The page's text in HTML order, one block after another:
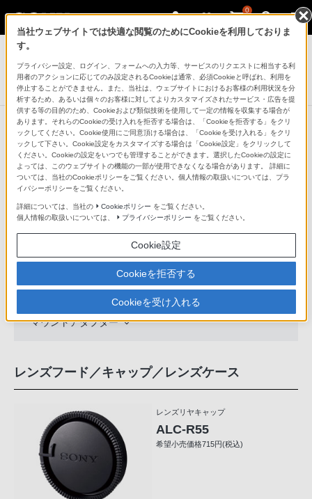
0
デジタル一眼カメラ α（アルファ）
デジタル一眼カメラ“α”用レンズ
16mm F2.8 Fisheye
カメラボディ・
レンズのモデル
名からそれぞれ
覧を確認できま
す。
レンズフード／キャップ／レンズケース
マウントアダプター
レンズフード／キャップ／レンズケース
レンズリヤキャップ
ALC-R55
希望小売価格715円(税込)
当社ウェブサイトでは快適な閲覧のためにCookieを利用しておりま
す。
プライバシー設定、ログイン、フォームへの入力等、サービスのリクエストに相当する利
用者のアクションに応じてのみ設定されるCookieは通常、必須Cookieと呼ばれ、利用を
停止することができません。また、当社は、ウェブサイトにおけるお客様の利用状況を分
析するため、あるいは個々のお客様に対してよりカスタマイズされたサービス・広告を提
供する等の目的のため、Cookieおよび類似技術を使用して一定の情報を収集する場合が
あります。それらのCookieの受け入れを拒否する場合は、「Cookieを拒否する」をクリ
ックしてください。Cookie使用にご同意頂ける場合は、「Cookieを受け入れる」をクリ
ックして下さい。Cookie設定をカスタマイズする場合は「Cookie設定」をクリックして
ください。Cookieの設定をいつでも管理することができます。選択したCookieの設定に
よっては、このウェブサイトの機能の一部が使用できなくなる場合があります。 詳細に
ついては、当社のCookieポリシーをご覧ください。個人情報の取扱いについては、プラ
イバシーポリシーをご覧ください。
詳細については、当社の Cookieポリシー をご覧ください。
個人情報の取扱いについては、
プライバシーポリシー をご覧ください。
Cookie設定
Cookieを拒否する
Cookieを受け入れる